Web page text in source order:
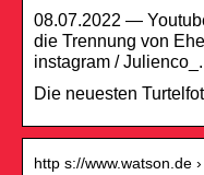
08.07.2022 —
die Trennung von
instagram /
Die neuesten
http s://www.watson.de